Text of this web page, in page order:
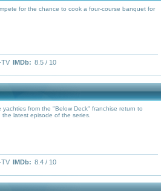
for the chance to cook a four-course banquet for
TV IMDb: 8.5 / 10
yachties from the "Below Deck" franchise return to
latest episode of the series.
TV IMDb: 8.4 / 10